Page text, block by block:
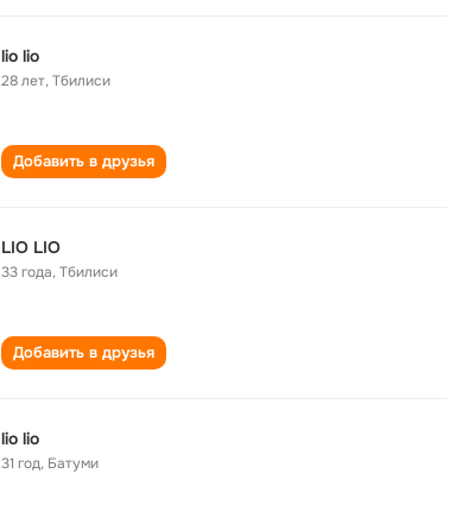
lio lio
28 лет,Тбилиси
Добавить в друзья
LIO LIO
33 года,Тбилиси
Добавить в друзья
lio lio
31 год, Батуми